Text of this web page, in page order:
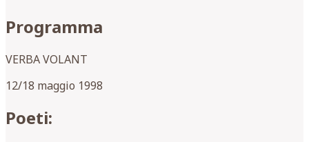
Programma
VERBA VOLANT
12/18 maggio 1998
Poeti: